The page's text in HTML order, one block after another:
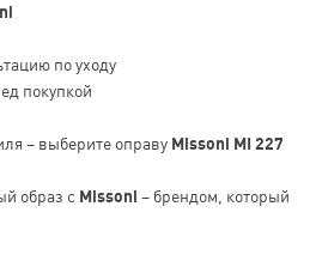
по уходу
покупкой
– выберите оправу Missoni MI 227
образ с Missoni – брендом, который